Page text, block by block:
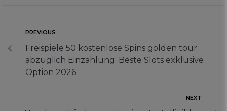
PREVIOUS
Freispiele 50 kostenlose Spins golden tour
abzüglich Einzahlung: Beste Slots exklusive
Option 2026
NEXT